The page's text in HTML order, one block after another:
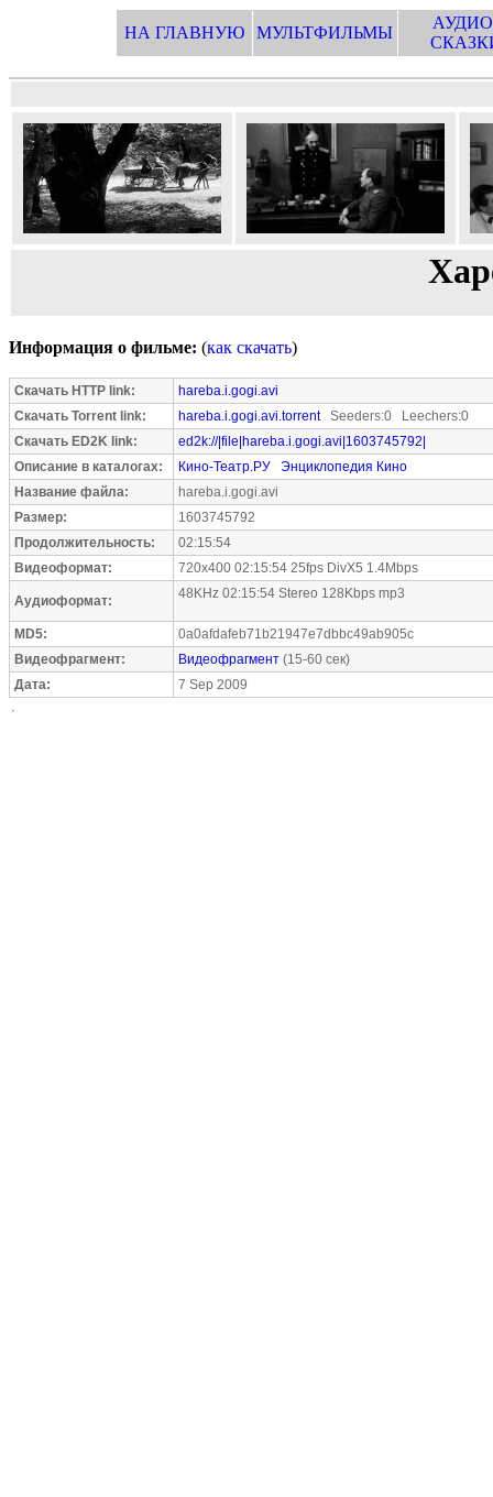
НА ГЛАВНУЮ МУЛЬТФИЛЬМЫ
Информация о фильме: (как скачать)
Скачать HTTP link:
hareba.i.gogi.avi
Скачать Torrent link:
hareba.i.gogi.avi.torrentSeeders:0 Leechers:0
Скачать ED2K link:
ed2k://|file|hareba.i.gogi.avi|1603745792|
Описание в каталогах:
Кино-Театр.РУ
Энциклопедия Кино
Название файла:
hareba.i.gogi.avi
Размер:
1603745792
Продолжительность:
02:15:54
Видеоформат:
720x400 02:15:54 25fps DivX5 1.4Mbps
Аудиоформат: 48KHz 02:15:54 Stereo 128Kbps mp3
MD5:
0a0afdafeb71b21947e7dbbc49ab905c
Видеофрагмент:
Видеофрагмент (15-60 сек)
Дата:
7 Sep 2009